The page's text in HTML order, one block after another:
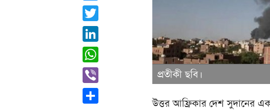
Twitter
LinkedIn
WhatsApp
Viber
Share
প্রতীকী ছবি।
উত্তর আফ্রিকার দেশ সুদানের